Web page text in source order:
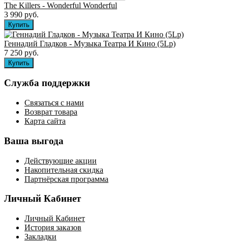
The Killers ‎- Wonderful Wonderful
3 990 руб.
Геннадий Гладков - Музыка Театра И Кино (5Lp)
7 250 руб.
Служба поддержки
Связаться с нами
Возврат товара
Карта сайта
Ваша выгода
Действующие акции
Накопительная скидка
Партнёрская программа
Личный Кабинет
Личный Кабинет
История заказов
Закладки